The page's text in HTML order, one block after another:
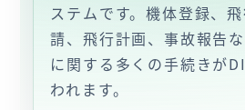
ステムです。機体登録、
請、飛行計画、事故報告
に関する多くの手続きが
われます。